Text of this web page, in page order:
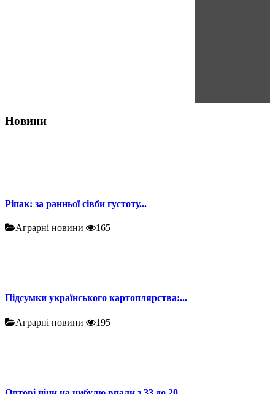
Новини
Ріпак: за ранньої сівби густоту...
Аграрні новини 165
Підсумки українського картоплярства:...
Аграрні новини 195